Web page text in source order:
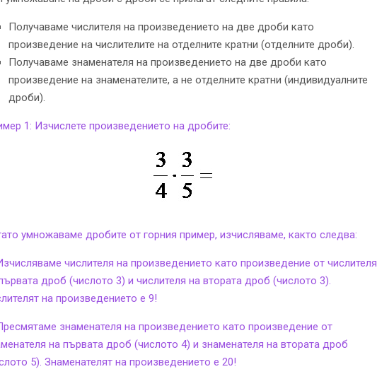
Получаваме числителя на произведението на две дроби като
произведение на числителите на отделните кратни (отделните дроби).
Получаваме знаменателя на произведението на две дроби като
произведение на знаменателите, а не отделните кратни (индивидуалните
дроби).
1: Изчислете произведението на дробите:
умножаваме дробите от горния пример, изчисляваме, както следва:
числителя на произведението като произведение от числителя
дроб (числото 3) и числителя на втората дроб (числото 3).
на произведението е 9!
знаменателя на произведението като произведение от
на първата дроб (числото 4) и знаменателя на втората дроб
5). Знаменателят на произведението е 20!